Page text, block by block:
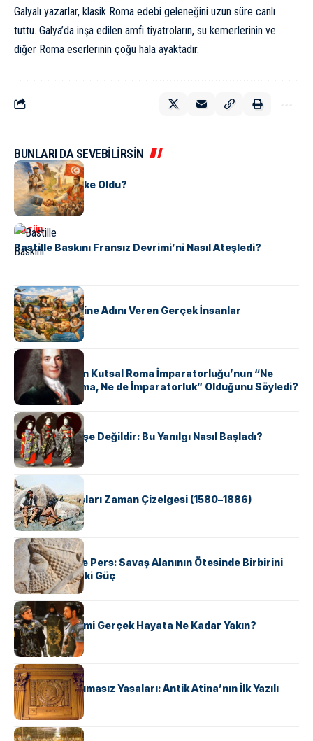
Galyalı yazarlar, klasik Roma edebi geleneğini uzun süre canlı
tuttu. Galya’da inşa edilen amfi tiyatroların, su kemerlerinin ve
diğer Roma eserlerinin çoğu hala ayaktadır.
BUNLARI DA SEVEBİLİRSİN
KÜLTÜR
Tunus Nasıl Ülke Oldu?
KÜLTÜR
Bastille Baskını Fransız Devrimi’ni Nasıl Ateşledi?
KÜLTÜR
ABD Eyaletlerine Adını Veren Gerçek İnsanlar
KÜLTÜR
Voltaire Neden Kutsal Roma İmparatorluğu’nun “Ne
Kutsal, Ne Roma, Ne de İmparatorluk” Olduğunu Söyledi?
KÜLTÜR
Geyşalar Fahişe Değildir: Bu Yanılgı Nasıl Başladı?
KÜLTÜR
Apache Savaşları Zaman Çizelgesi (1580–1886)
KÜLTÜR
Antik Yunan ve Pers: Savaş Alanının Ötesinde Birbirini
Şekillendiren İki Güç
KÜLTÜR
‘Gladiator’ Filmi Gerçek Hayata Ne Kadar Yakın?
KÜLTÜR
Draco’nun Acımasız Yasaları: Antik Atina’nın İlk Yazılı
Hukuk Kodu
KÜLTÜR